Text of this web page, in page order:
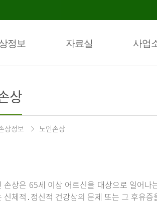
정보 자료실 사업
상
상정보 노인손상
손상은 65세 이상 어르신을 대상으로 일어
신체적․정신적 건강상의 문제 또는 그 후유증